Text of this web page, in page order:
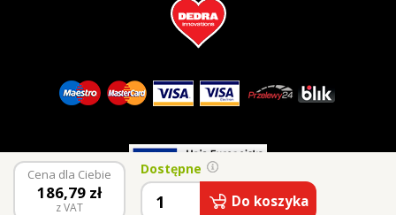
Cena dla Ciebie
186,79 zł
z VAT
Dostępne
Do koszyka
© 2026 Vaše Dedra, s.r.o.